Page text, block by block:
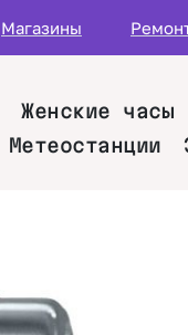
Магазины
Женские часы
Метеостанции